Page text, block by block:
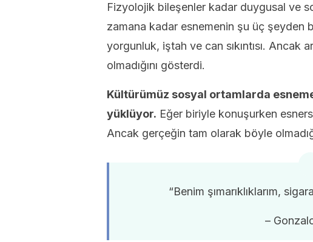
Fizyolojik bileşenler kadar duygusal ve
zamana kadar esnemenin şu üç şeyden
yorgunluk, iştah ve can sıkıntısı. Ancak
olmadığını gösterdi.
Kültürümüz sosyal ortamlarda
yüklüyor. Eğer biriyle konuşurken
Ancak gerçeğin tam olarak böyle
“Benim şımarıklıklarım,
–